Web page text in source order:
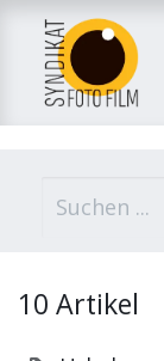
10 Artikel